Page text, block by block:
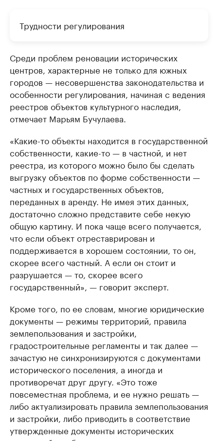
Трудности регулирования
Среди проблем реновации исторических
центров, характерные не только для южных
городов — несовершенства законодательства и
особенности регулирования, начиная с ведения
реестров объектов культурного наследия,
отмечает Марьям Бучулаева.
«Какие-то объекты находится в государственной
собственности, какие-то — в частной, и нет
реестра, из которого можно было бы сделать
выгрузку объектов по форме собственности —
частных и государственных объектов,
переданных в аренду. Не имея этих данных,
достаточно сложно представите себе некую
общую картину. И пока чаще всего получается,
что если объект отреставрирован и
поддерживается в хорошем состоянии, то он,
скорее всего частный. А если он стоит и
разрушается — то, скорее всего
государственный», — говорит эксперт.
Кроме того, по ее словам, многие юридические
документы — режимы территорий, правила
землепользования и застройки,
градостроительные регламенты и так далее —
зачастую не синхронизируются с документами
исторического поселения, а иногда и
противоречат друг другу. «Это тоже
повсеместная проблема, и ее нужно решать —
либо актуализировать правила землепользования
и застройки, либо приводить в соответствие
утвержденные документы исторических